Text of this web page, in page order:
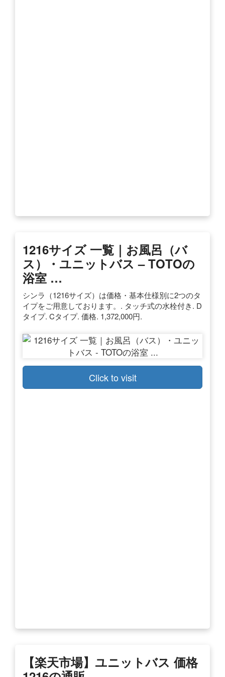
1216サイズ 一覧｜お風呂（バ
ス）・ユニットバス – TOTOの
浴室 …
シンラ（1216サイズ）は価格・基本仕様別に2つのタ
イプをご用意しております。. タッチ式の水栓付き. D
タイプ. Cタイプ. 価格. 1,372,000円.
Click to visit
【楽天市場】ユニットバス 価格